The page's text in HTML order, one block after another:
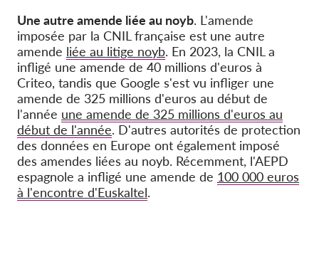
Une autre amende liée au noyb. L'amende
imposée par la CNIL française est une autre
amende liée au litige noyb. En 2023, la CNIL a
infligé une amende de 40 millions d'euros à
Criteo, tandis que Google s'est vu infliger une
amende de 325 millions d'euros au début de
l'année une amende de 325 millions d'euros au
début de l'année. D'autres autorités de protection
des données en Europe ont également imposé
des amendes liées au noyb. Récemment, l'AEPD
espagnole a infligé une amende de 100 000 euros
à l'encontre d'Euskaltel.